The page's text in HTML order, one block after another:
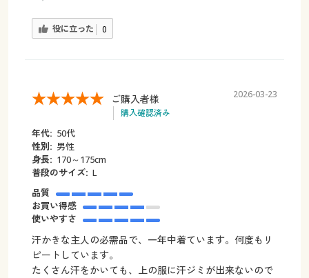
役に立った 0
ご購入者様
購入確認済み
2026-03-23
年代: 50代
性別: 男性
身長: 170～175cm
普段のサイズ: L
品質
お買い得感
使いやすさ
汗かきな主人の必需品で、一年中着ています。何度もリ
ピートしています。
たくさん汗をかいても、上の服に汗ジミが出来ないので